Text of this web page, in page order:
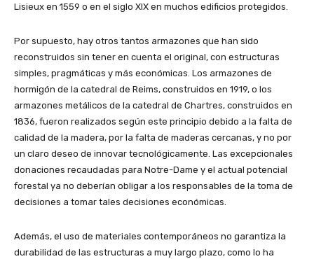
Lisieux en 1559 o en el siglo XIX en muchos edificios protegidos.
Por supuesto, hay otros tantos armazones que han sido
reconstruidos sin tener en cuenta el original, con estructuras
simples, pragmáticas y más económicas. Los armazones de
hormigón de la catedral de Reims, construidos en 1919, o los
armazones metálicos de la catedral de Chartres, construidos en
1836, fueron realizados según este principio debido a la falta de
calidad de la madera, por la falta de maderas cercanas, y no por
un claro deseo de innovar tecnológicamente. Las excepcionales
donaciones recaudadas para Notre-Dame y el actual potencial
forestal ya no deberían obligar a los responsables de la toma de
decisiones a tomar tales decisiones económicas.
Además, el uso de materiales contemporáneos no garantiza la
durabilidad de las estructuras a muy largo plazo, como lo ha